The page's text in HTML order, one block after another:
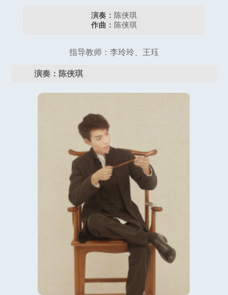
演奏： 陈侠琪
作曲： 陈侠琪
指导教师：李玲玲、王珏
演奏：陈侠琪